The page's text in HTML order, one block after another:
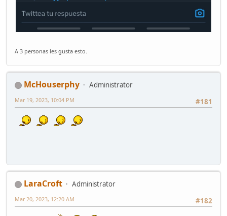
A 3 personas les gusta esto.
McHouserphy
Administrator
#181
Mar 19, 2023, 10:04 PM
LaraCroft
Administrator
#182
Mar 20, 2023, 12:20 AM